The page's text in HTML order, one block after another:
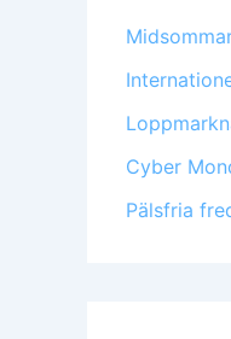
Cyber
Pälsfria